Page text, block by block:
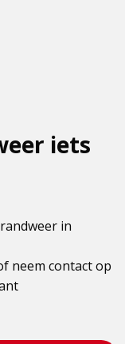
iets
in
neem contact op